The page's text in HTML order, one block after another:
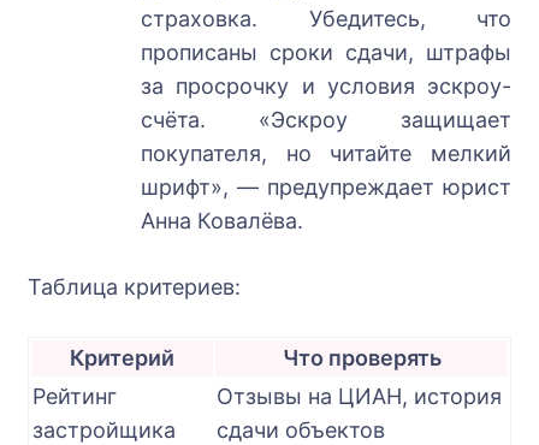
страховка. Убедитесь, что
прописаны сроки сдачи, штрафы
за просрочку и условия эскроу-
счёта. «Эскроу защищает
покупателя, но читайте мелкий
шрифт», — предупреждает юрист
Анна Ковалёва.
Таблица критериев:
Критерий
Что проверять
Рейтинг
застройщика
Отзывы на ЦИАН, история
сдачи объектов